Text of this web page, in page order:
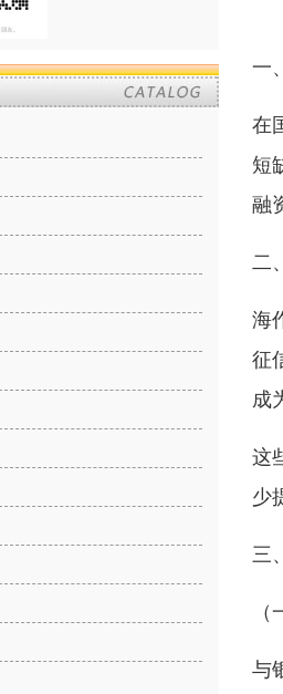
一
在
短
融
二
海
征
成
这
少
三
与